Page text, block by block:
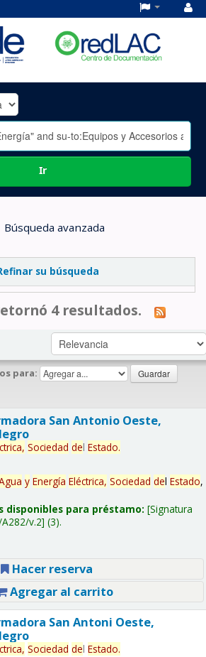
Ir
Búsqueda avanzada
su búsqueda
4 resultados.
para:
San Antonio Oeste,
Sociedad del Estado.
y Energía Eléctrica, Sociedad del Estado,
disponibles para préstamo: Signatura
v.2 (3).
Hacer reserva
Agregar al carrito
San Antoni Oeste,
Sociedad del Estado.